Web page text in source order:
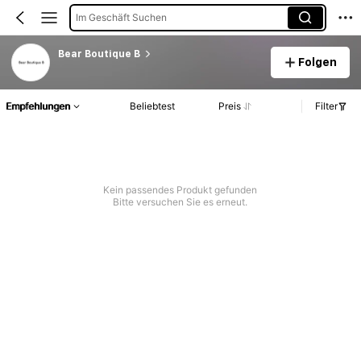
Im Geschäft Suchen
Bear Boutique B
Folgen
Empfehlungen Beliebtest Preis Filter
Kein passendes Produkt gefunden
Bitte versuchen Sie es erneut.